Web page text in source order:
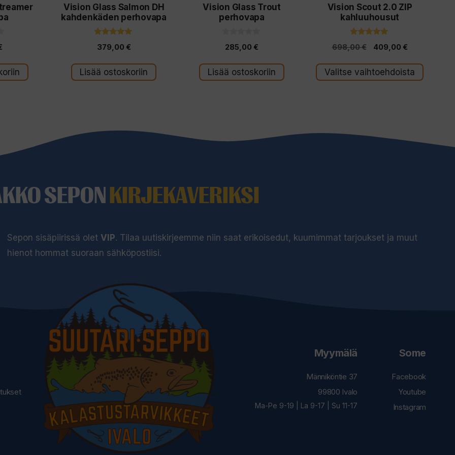
Vision Glass Salmon DH
kahdenkäden perhovapa
5:stä
379,00 €
Lisää ostoskoriin
Vision Glass Trout
perhovapa
5
s
t
ä
285,00 €
Lisää ostoskoriin
Vision Scout 2.0 ZIP
kahluuhousut
5:stä
698,00€
Alkuperäinen
hinta
oli:
409,00 €Nykyinen
hinta
on:
Valitse vaihtoehdoista
tuotteen
SEPONKIRJEKAVERIKSI
Sepon sisäpiirissä oletVIP. Tilaa uutiskirjeemme niin saat erikoisedut, kuumimmat tarjoukset ja muut
hienot hommat suoraan sähköpostiisi.
Myymälä
Männiköntie 37
99800 Ivalo
Ma-Pe 9-19 | La 9-17 | Su 11-17
Some
Facebook
Youtube
Instagram